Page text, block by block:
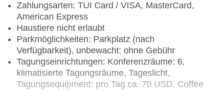
Zahlungsarten: TUI Card / VISA, MasterCard,
American Express
Haustiere nicht erlaubt
Parkmöglichkeiten: Parkplatz (nach
Verfügbarkeit), unbewacht: ohne Gebühr
Tagungseinrichtungen: Konferenzräume: 6,
klimatisierte Tagungsräume, Tageslicht,
Tagungsequipment: pro Tag ca. 70 USD, Coffee